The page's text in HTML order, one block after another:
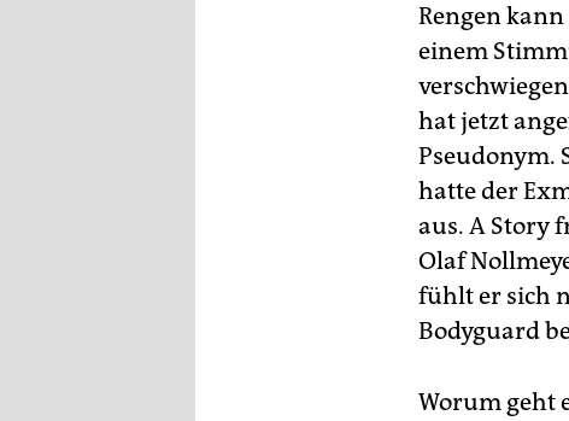
Rengen
einem
hat jetzt
Pseudonym.
hatte der
aus. A Story
Olaf
fühlt er sich
Bodyguard
Worum geht